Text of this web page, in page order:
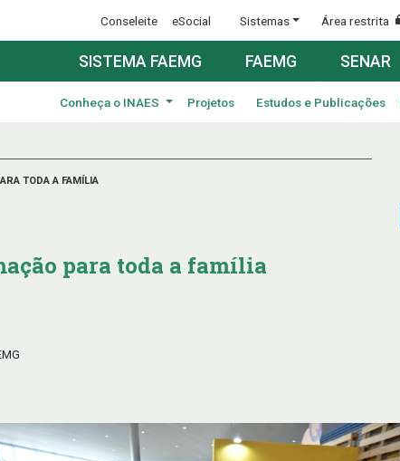
Conseleite eSocial Sistemas Área restrita
SISTEMA FAEMG FAEMG SENAR
Conheça o INAES Projetos Estudos e Publicações
TODA A FAMÍLIA
para toda a família